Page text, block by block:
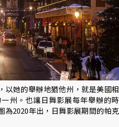
以她的舉辦地猶他州，就是美國相
州。也讓日舞影展每年舉辦的時
為2020年出，日舞影展期間的帕克